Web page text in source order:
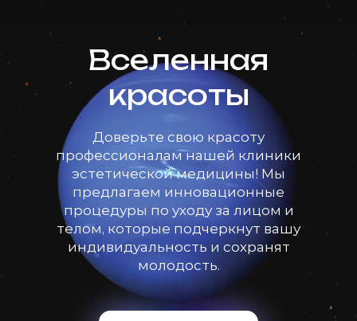
Вселенная
красоты
Доверьте свою красоту
профессионалам нашей клиники
эстетической медицины! Мы
предлагаем инновационные
процедуры по уходу за лицом и
телом, которые подчеркнут вашу
индивидуальность и сохранят
молодость.